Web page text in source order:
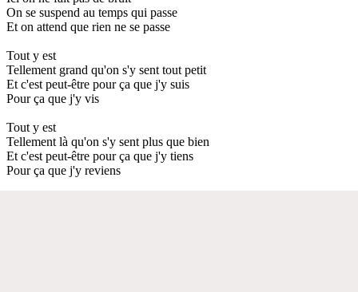
On se suspend au temps qui passe
Et on attend que rien ne se passe
Tout y est
Tellement grand qu'on s'y sent tout petit
Et c'est peut-être pour ça que j'y suis
Pour ça que j'y vis
Tout y est
Tellement là qu'on s'y sent plus que bien
Et c'est peut-être pour ça que j'y tiens
Pour ça que j'y reviens